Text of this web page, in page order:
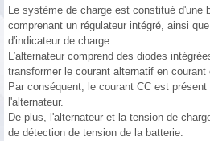
Le système de charge est constitué d'une
comprenant un régulateur intégré, ainsi
d'indicateur de charge.
L′alternateur comprend des diodes
transformer le courant alternatif en courant
Par conséquent, le courant CC est
l'alternateur.
De plus, l'alternateur et la tension de
de détection de tension de la batterie.